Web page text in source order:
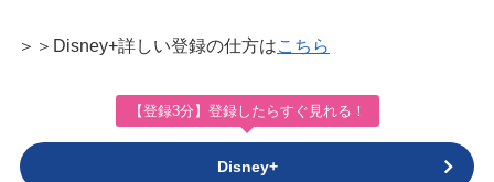
＞＞Disney+詳しい登録の仕方はこちら
【登録3分】登録したらすぐ見れる！
Disney+